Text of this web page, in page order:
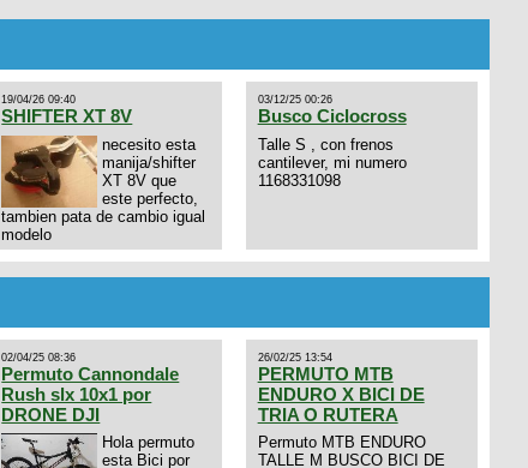
19/04/26 09:40
SHIFTER XT 8V
necesito esta
manija/shifter
XT 8V que
este perfecto,
tambien pata de cambio igual
modelo
03/12/25 00:26
Busco Ciclocross
Talle S , con frenos
cantilever, mi numero
1168331098
02/04/25 08:36
Permuto Cannondale
Rush slx 10x1 por
DRONE DJI
Hola permuto
esta Bici por
26/02/25 13:54
PERMUTO MTB
ENDURO X BICI DE
TRIA O RUTERA
Permuto MTB ENDURO
TALLE M BUSCO BICI DE